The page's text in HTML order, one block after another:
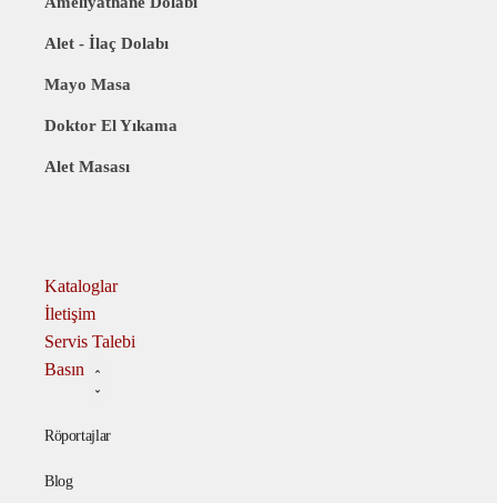
Alet - İlaç Dolabı
Mayo Masa
Doktor El Yıkama
Alet Masası
Kataloglar
İletişim
Servis Talebi
Basın
Röportajlar
Blog